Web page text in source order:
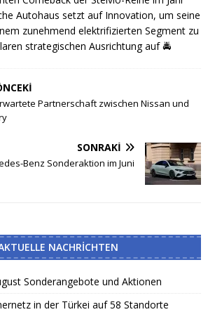
Autohaus setzt auf Innovation, um seine
zunehmend elektrifizierten Segment zu
strategischen Ausrichtung auf🚔
Partnerschaft zwischen Nissan und
SONRAKI
Benz Sonderaktion im Juni
NACHRICHTEN
Sonderangebote und Aktionen
in der Türkei auf 58 Standorte